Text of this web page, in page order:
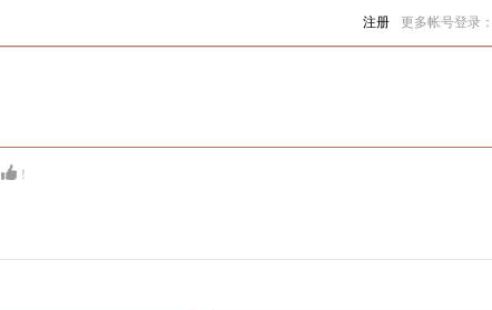
注册 更多帐号登录：
！